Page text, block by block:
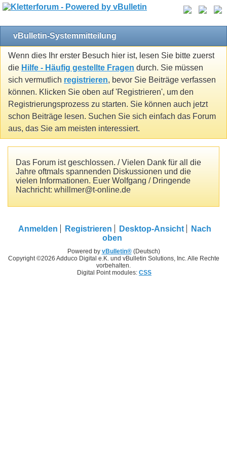
vBulletin-Systemmitteilung
Wenn dies Ihr erster Besuch hier ist, lesen Sie bitte zuerst
die Hilfe - Häufig gestellte Fragen durch. Sie müssen
sich vermutlich registrieren, bevor Sie Beiträge verfassen
können. Klicken Sie oben auf 'Registrieren', um den
Registrierungsprozess zu starten. Sie können auch jetzt
schon Beiträge lesen. Suchen Sie sich einfach das Forum
aus, das Sie am meisten interessiert.
Das Forum ist geschlossen. / Vielen Dank für all die
Jahre oftmals spannenden Diskussionen und die
vielen Informationen. Euer Wolfgang / Dringende
Nachricht: whillmer@t-online.de
Anmelden Registrieren Desktop-Ansicht
Nach
oben
Powered by vBulletin®(Deutsch)
Copyright ©2026 Adduco Digital e.K. und vBulletin Solutions, Inc. Alle Rechte
vorbehalten.
Digital Point modules: CSS